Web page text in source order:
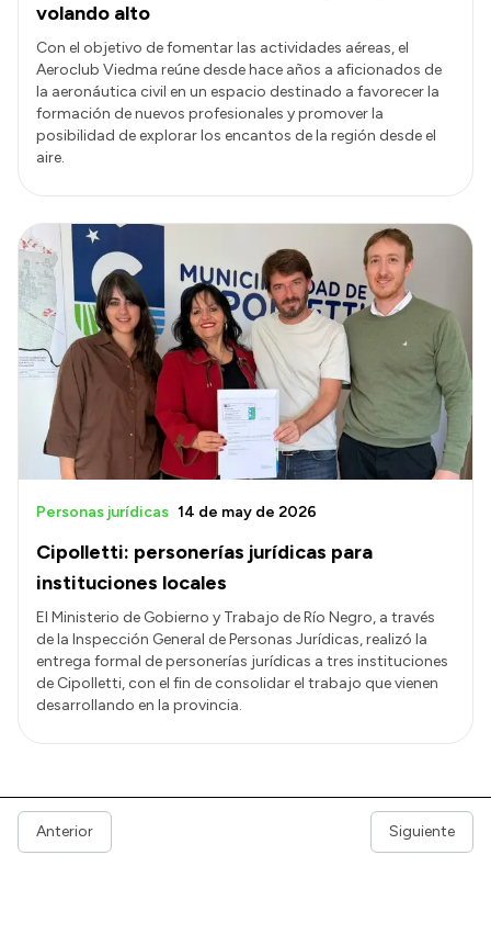
volando alto
Con el objetivo de fomentar las actividades aéreas, el
Aeroclub Viedma reúne desde hace años a aficionados de
la aeronáutica civil en un espacio destinado a favorecer la
formación de nuevos profesionales y promover la
posibilidad de explorar los encantos de la región desde el
aire.
Cipolletti: personerías jurídicas para
instituciones locales
Personas jurídicas 14 de may de 2026
El Ministerio de Gobierno y Trabajo de Río Negro, a través
de la Inspección General de Personas Jurídicas, realizó la
entrega formal de personerías jurídicas a tres instituciones
de Cipolletti, con el fin de consolidar el trabajo que vienen
desarrollando en la provincia.
Anterior Siguiente